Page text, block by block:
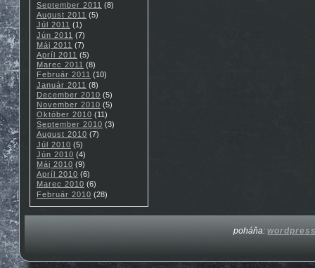
September 2011 (8)
August 2011 (5)
Júl 2011 (1)
Jún 2011 (7)
Máj 2011 (7)
Apríl 2011 (5)
Marec 2011 (8)
Február 2011 (10)
Január 2011 (8)
December 2010 (5)
November 2010 (5)
Október 2010 (11)
September 2010 (3)
August 2010 (7)
Júl 2010 (5)
Jún 2010 (4)
Máj 2010 (9)
Apríl 2010 (6)
Marec 2010 (6)
Február 2010 (28)
poháňa: